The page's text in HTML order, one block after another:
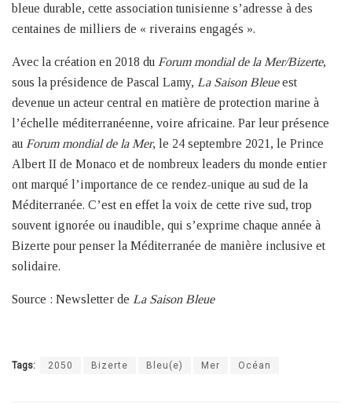
bleue durable, cette association tunisienne s’adresse à des
centaines de milliers de « riverains engagés ».
Avec la création en 2018 du Forum mondial de la Mer/Bizerte,
sous la présidence de Pascal Lamy, La Saison Bleueest
devenue un acteur central en matière de protection marine à
l’échelle méditerranéenne, voire africaine. Par leur présence
au Forum mondial de la Mer, le 24 septembre 2021, le Prince
Albert II de Monaco et de nombreux leaders du monde entier
ont marqué l’importance de ce rendez-unique au sud de la
Méditerranée. C’est en effet la voix de cette rive sud, trop
souvent ignorée ou inaudible, qui s’exprime chaque année à
Bizerte pour penser la Méditerranée de manière inclusive et
solidaire.
Source : Newsletter de La Saison Bleue
Tags: 2050 Bizerte Bleu(e) Mer Océan